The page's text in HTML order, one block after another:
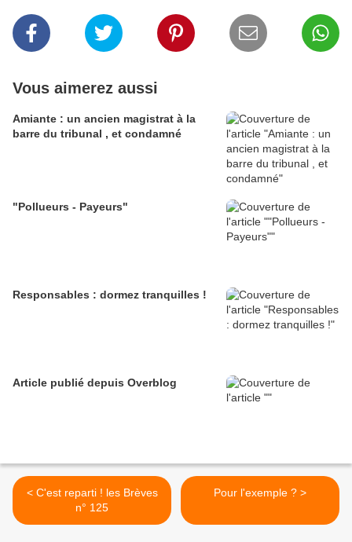
Vous aimerez aussi
Amiante : un ancien magistrat à la
barre du tribunal , et condamné
"Pollueurs - Payeurs"
Responsables : dormez tranquilles !
Article publié depuis Overblog
< C'est reparti ! les Brèves
n° 125
Pour l'exemple ? >